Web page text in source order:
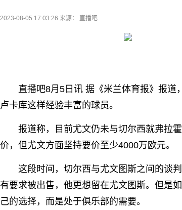
2023-08-05 17:03:26 来源： 直播吧
直播吧8月5日讯 据《米兰体育报》报
卢卡库这样经验丰富的球员。
报道称，目前尤文仍未与切尔西就弗拉
价，但尤文方面坚持要价至少4000万欧元。
这段时间，切尔西与尤文图斯之间的谈
有要求被出售，他更想留在尤文图斯。但是
己的选择，而是处于俱乐部的需要。